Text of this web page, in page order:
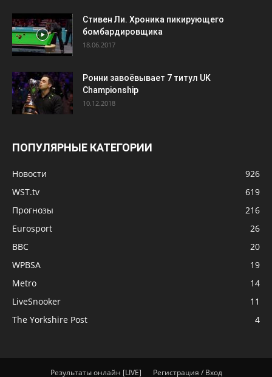
Стивен Ли. Хроника пикирующего
бомбардировщика
18.06.2017
Ронни завоёвывает 7 титул UK
Championship
10.12.2018
ПОПУЛЯРНЫЕ КАТЕГОРИИ
Новости
926
WST.tv
619
Прогнозы
216
Eurosport
26
BBC
20
WPBSA
19
Metro
14
LiveSnooker
11
The Yorkshire Post
4
Результаты онлайн [LIVE] Регистрация / Вход